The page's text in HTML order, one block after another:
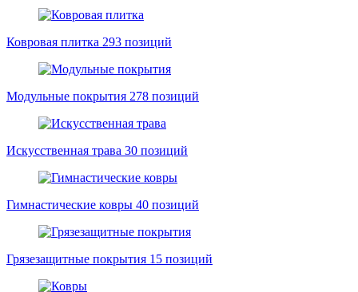
Ковровая плитка 293 позиций
Модульные покрытия 278 позиций
Искусственная трава 30 позиций
Гимнастические ковры 40 позиций
Грязезащитные покрытия 15 позиций